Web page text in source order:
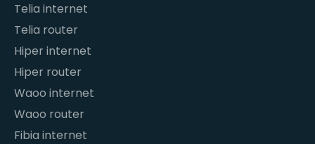
Telia internet
Telia router
Hiper internet
Hiper router
Waoo internet
Waoo router
Fibia internet